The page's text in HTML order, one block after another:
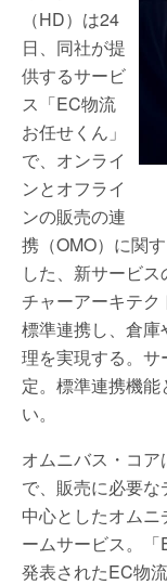
（HD）は24
日、同社が提
供するサービ
ス「EC物流
お任せくん」
で、オンライ
ンとオフライ
ンの販売の連
携（OMO）に関
した、新サービ
チャーアーキテ
標準連携し、倉
理を実現する。
定。標準連携機
い。
オムニバス・コ
で、販売に必要
中心としたオム
ームサービス。
発表されたEC物